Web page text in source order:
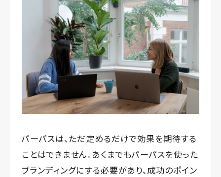
パーパスは、ただ定めるだけで効果を期待する
ことはできません。あくまでもパーパスを使った
ブランディングにする必要があり、成功のポイン